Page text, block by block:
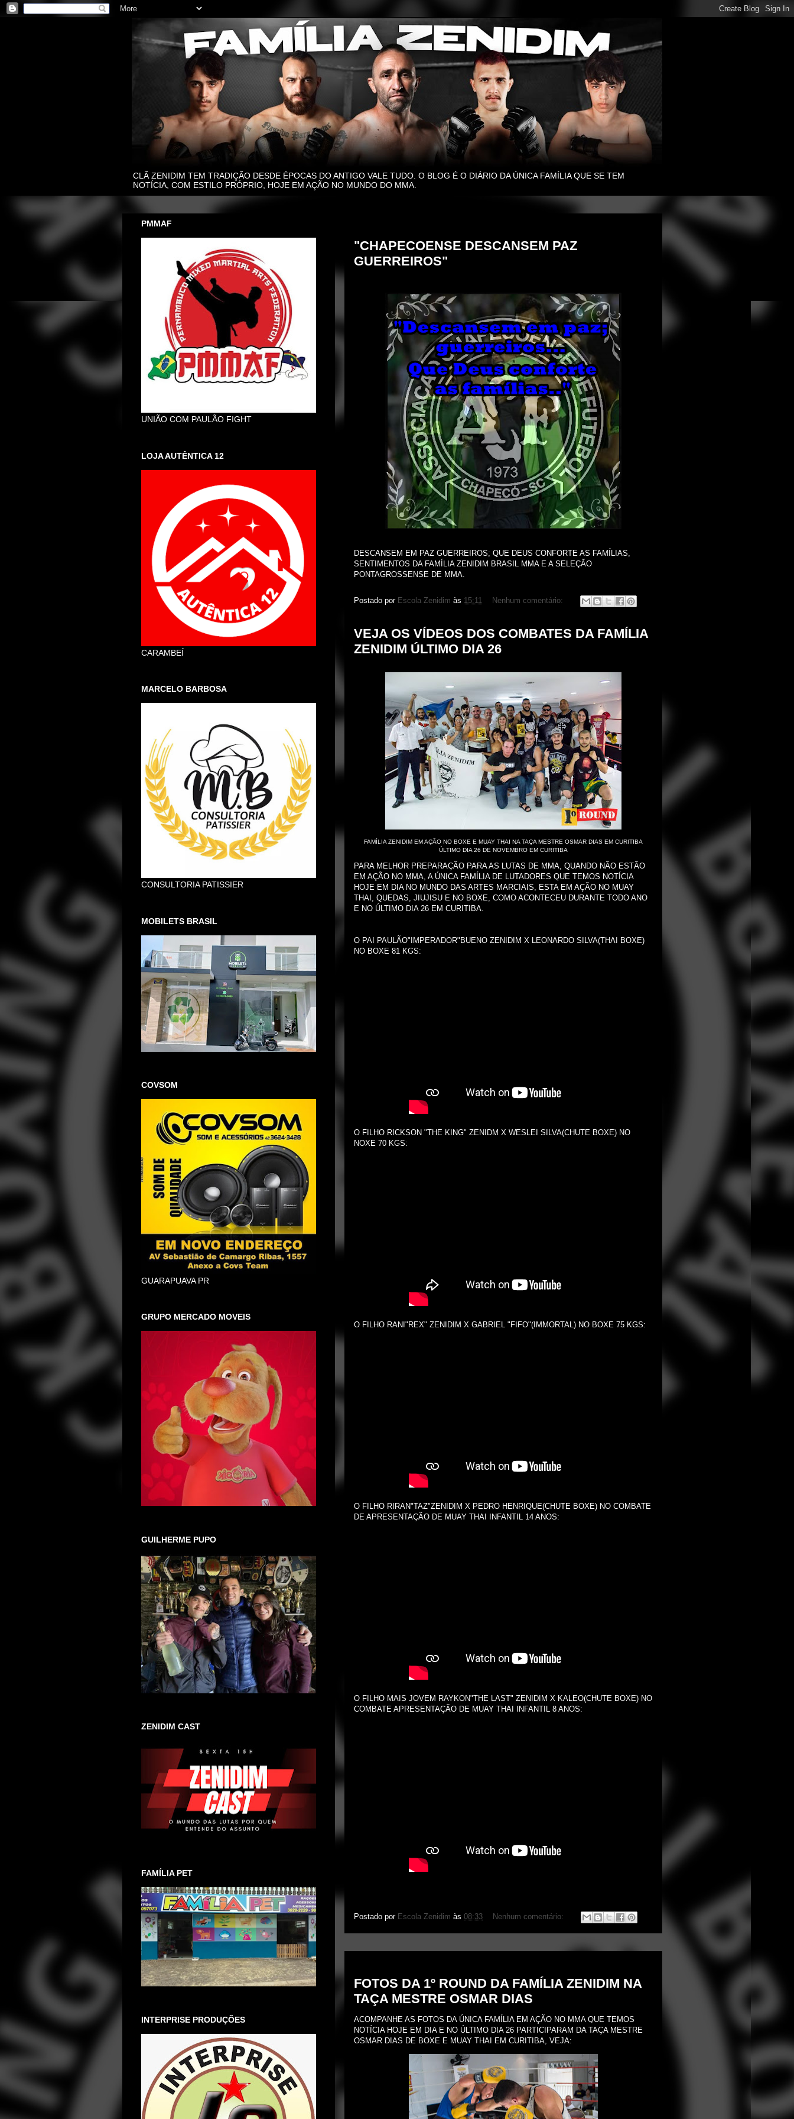
CLÃ ZENIDIM TEM TRADIÇÃO DESDE ÉPOCAS DO ANTIGO VALE TUDO. O BLOG É O DIÁRIO DA ÚNICA FAMÍLIA QUE SE TEM
NOTÍCIA, COM ESTILO PRÓPRIO, HOJE EM AÇÃO NO MUNDO DO MMA.
"CHAPECOENSE DESCANSEM PAZ
GUERREIROS"
DESCANSEM EM PAZ GUERREIROS; QUE DEUS CONFORTE AS FAMÍLIAS,
SENTIMENTOS DA FAMÍLIA ZENIDIM BRASIL MMA E A SELEÇÃO
PONTAGROSSENSE DE MMA.
Postado por Escola Zenidim às 15:11 Nenhum comentário:
VEJA OS VÍDEOS DOS COMBATES DA FAMÍLIA
ZENIDIM ÚLTIMO DIA 26
FAMÍLIA ZENIDIM EM AÇÃO NO BOXE E MUAY THAI NA TAÇA MESTRE OSMAR DIAS EM CURITIBA
ÚLTIMO DIA 26 DE NOVEMBRO EM CURITIBA
PARA MELHOR PREPARAÇÃO PARA AS LUTAS DE MMA, QUANDO NÃO ESTÃO
EM AÇÃO NO MMA, A ÚNICA FAMÍLIA DE LUTADORES QUE TEMOS NOTÍCIA
HOJE EM DIA NO MUNDO DAS ARTES MARCIAIS, ESTA EM AÇÃO NO MUAY
THAI, QUEDAS, JIUJISU E NO BOXE, COMO ACONTECEU DURANTE TODO ANO
E NO ÚLTIMO DIA 26 EM CURITIBA.
O PAI PAULÃO"IMPERADOR"BUENO ZENIDIM X LEONARDO SILVA(THAI BOXE)
NO BOXE 81 KGS:
O FILHO RICKSON "THE KING" ZENIDM X WESLEI SILVA(CHUTE BOXE) NO
NOXE 70 KGS:
O FILHO RANI"REX" ZENIDIM X GABRIEL "FIFO"(IMMORTAL) NO BOXE 75 KGS:
O FILHO RIRAN"TAZ"ZENIDIM X PEDRO HENRIQUE(CHUTE BOXE) NO COMBATE
DE APRESENTAÇÃO DE MUAY THAI INFANTIL 14 ANOS:
O FILHO MAIS JOVEM RAYKON"THE LAST" ZENIDIM X KALEO(CHUTE BOXE) NO
COMBATE APRESENTAÇÃO DE MUAY THAI INFANTIL 8 ANOS:
Postado por Escola Zenidim às 08:33 Nenhum comentário:
FOTOS DA 1º ROUND DA FAMÍLIA ZENIDIM NA
TAÇA MESTRE OSMAR DIAS
ACOMPANHE AS FOTOS DA ÚNICA FAMÍLIA EM AÇÃO NO MMA QUE TEMOS
NOTÍCIA HOJE EM DIA E NO ÚLTIMO DIA 26 PARTICIPARAM DA TAÇA MESTRE
OSMAR DIAS DE BOXE E MUAY THAI EM CURITIBA, VEJA:
PMMAF
UNIÃO COM PAULÃO FIGHT
LOJA AUTÊNTICA 12
CARAMBEÍ
MARCELO BARBOSA
CONSULTORIA PATISSIER
MOBILETS BRASIL
COVSOM
GUARAPUAVA PR
GRUPO MERCADO MOVEIS
GUILHERME PUPO
ZENIDIM CAST
FAMÍLIA PET
INTERPRISE PRODUÇÕES